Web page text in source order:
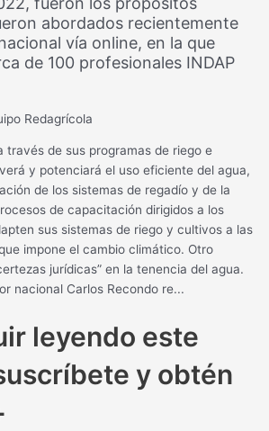
abordados recientemente
vía online, en la que
de 100 profesionales INDAP
Redagrícola
través de sus programas de riego e
y potenciará el uso eficiente del agua,
de los sistemas de regadío y de la
de capacitación dirigidos a los
sus sistemas de riego y cultivos a las
impone el cambio climático. Otro
jurídicas” en la tenencia del agua.
nacional Carlos Recondo re...
leyendo este
y obtén